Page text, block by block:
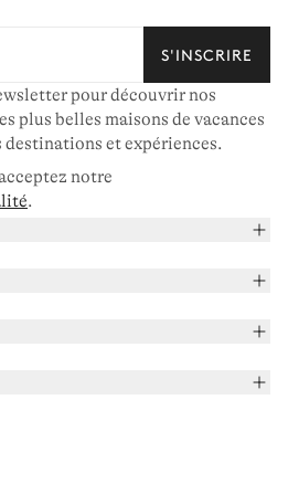
S'INSCRIRE
pour découvrir nos
plus belles maisons de vacances
et expériences.
notre
.